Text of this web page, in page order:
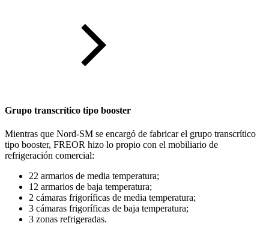
Grupo transcrítico tipo booster
Mientras que Nord-SM se encargó de fabricar el grupo transcrítico
tipo booster, FREOR hizo lo propio con el mobiliario de
refrigeración comercial:
22 armarios de media temperatura;
12 armarios de baja temperatura;
2 cámaras frigoríficas de media temperatura;
3 cámaras frigoríficas de baja temperatura;
3 zonas refrigeradas.